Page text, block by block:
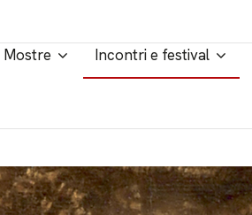
Mostre Incontri e festival